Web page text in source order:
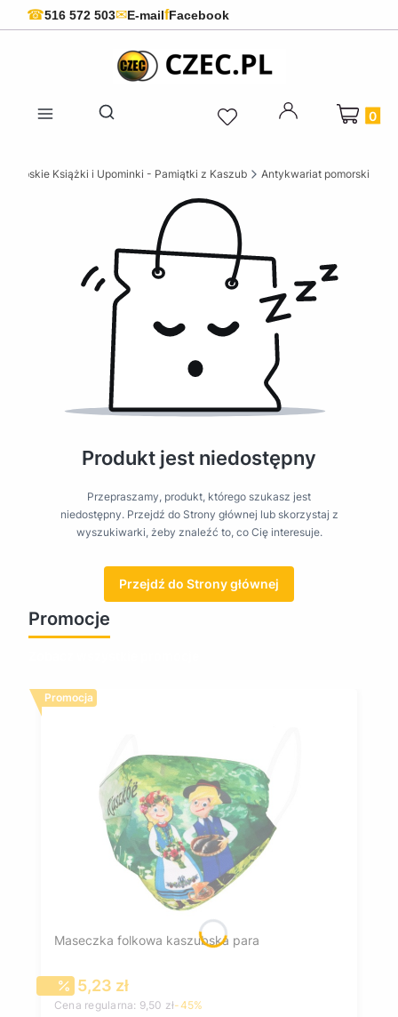
☎516 572 503✉E-mailfFacebook
Otwórz wyszukiwarkę
Produkty
Książki i Upominki - Pamiątki z Kaszub Antykwariat pomorski
Produkt jest niedostępny
Przepraszamy, produkt, którego szukasz jest
niedostępny. Przejdź do Strony głównej lub skorzystaj z
wyszukiwarki, żeby znaleźć to, co Cię interesuje.
Przejdź do Strony głównej
Promocje
Promocja
Maseczka folkowa kaszubska para
Cena promocyjna
5,23 zł
Cena regularna: 9,50 zł-45%